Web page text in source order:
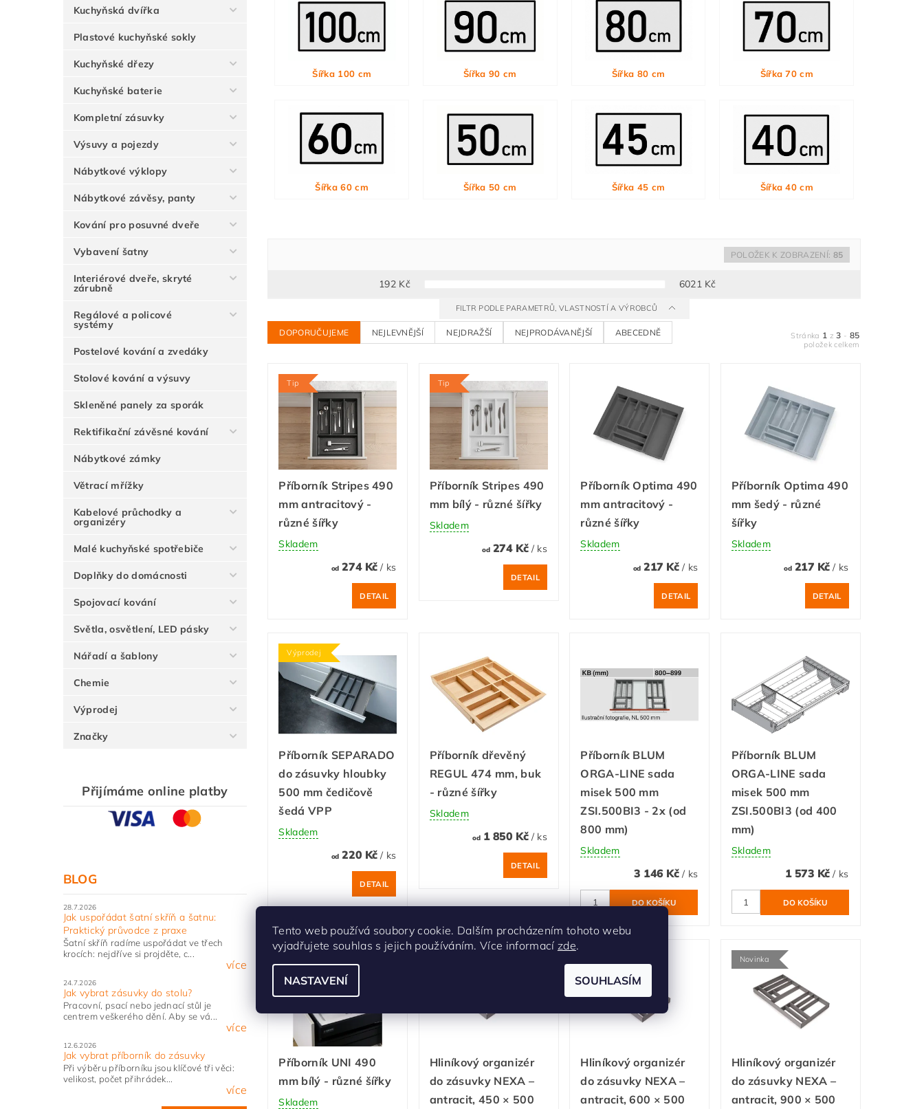
Kuchyňská dvířka
Plastové kuchyňské sokly
Kuchyňské dřezy
Kuchyňské baterie
Kompletní zásuvky
Výsuvy a pojezdy
Nábytkové výklopy
Nábytkové závěsy, panty
Kování pro posuvné dveře
Vybavení šatny
Interiérové dveře, skryté
zárubně
Regálové a policové
systémy
Postelové kování a zvedáky
Stolové kování a výsuvy
Skleněné panely za sporák
Rektifikační závěsné kování
Nábytkové zámky
Větrací mřížky
Kabelové průchodky a
organizéry
Malé kuchyňské spotřebiče
Doplňky do domácnosti
Spojovací kování
Světla, osvětlení, LED pásky
Nářadí a šablony
Chemie
Výprodej
Značky
Přijímáme online platby
BLOG
28.7.2026
Jak uspořádat šatní skříň a šatnu:
Praktický průvodce z praxe
Šatní skříň radíme uspořádat ve třech
krocích: nejdříve si projděte, c...
více
24.7.2026
Jak vybrat zásuvky do stolu?
Pracovní, psací nebo jednací stůl je
centrem veškerého dění. Aby se vá...
více
12.6.2026
Jak vybrat příborník do zásuvky
Při výběru příborníku jsou klíčové tři věci:
velikost, počet přihrádek...
více
Šířka 100 cm Šířka 90 cm Šířka 80 cm Šířka 70 cm
Šířka 60 cm Šířka 50 cm Šířka 45 cm Šířka 40 cm
192 Kč 6021Kč
POLOŽEK K ZOBRAZENÍ: 85
FILTR PODLE PARAMETRŮ, VLASTNOSTÍ A VÝROBCŮ
DOPORUČUJEME NEJLEVNĚJŠÍ NEJDRAŽŠÍ NEJPRODÁVANĚJŠÍ ABECEDNĚ Stránka 1 z3 - 85
položek celkem
Tip
Příborník Stripes 490
mm antracitový -
různé šířky
Skladem
od274 Kč/ ks
DETAIL
Tip
Příborník Stripes 490
mm bílý - různé šířky
Skladem
od274 Kč / ks
DETAIL
Příborník Optima 490
mm antracitový -
různé šířky
Skladem
od217 Kč / ks
DETAIL
Příborník Optima 490
mm šedý - různé
šířky
Skladem
od217 Kč/ ks
DETAIL
Výprodej
Příborník SEPARADO
do zásuvky hloubky
500 mm čedičově
šedá VPP
Skladem
od220 Kč/ ks
DETAIL
Příborník dřevěný
REGUL 474 mm, buk
- různé šířky
Skladem
od1 850 Kč / ks
DETAIL
Příborník BLUM
ORGA-LINE sada
misek 500 mm
ZSI.500BI3 - 2x (od
800 mm)
Skladem
3 146 Kč / ks
Příborník BLUM
ORGA-LINE sada
misek 500 mm
ZSI.500BI3 (od 400
mm)
Skladem
1 573 Kč/ ks
Příborník UNI 490
mm bílý - různé šířky
Skladem
Hliníkový organizér
do zásuvky NEXA –
antracit, 450 × 500
Hliníkový organizér
do zásuvky NEXA –
antracit, 600 × 500
Novinka
Hliníkový organizér
do zásuvky NEXA –
antracit, 900 × 500
Tento web používá soubory cookie. Dalším procházením tohoto webu
vyjadřujete souhlas s jejich používáním. Více informací zde.
NASTAVENÍ SOUHLASÍM